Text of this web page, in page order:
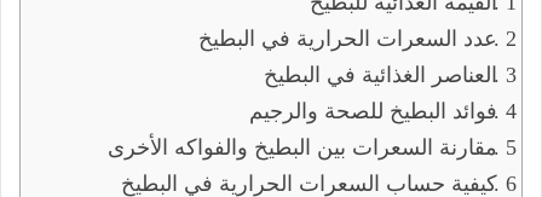
عدد السعرات الحرارية في البطيخ
العناصر الغذائية في البطيخ
فوائد البطيخ للصحة والرجيم
مقارنة السعرات بين البطيخ والفواكه الأخرى
كيفية حساب السعرات الحرارية في البطيخ